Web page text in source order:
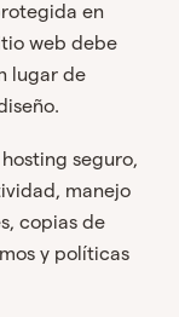
en
web debe
lugar de
seguro,
manejo
copias de
y políticas